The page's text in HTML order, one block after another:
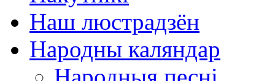
Наш люстрадзён
Народны каляндар